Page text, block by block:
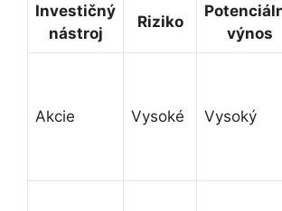
Investičný
nástroj
Riziko
výnos
Akcie Vysoké Vysoký